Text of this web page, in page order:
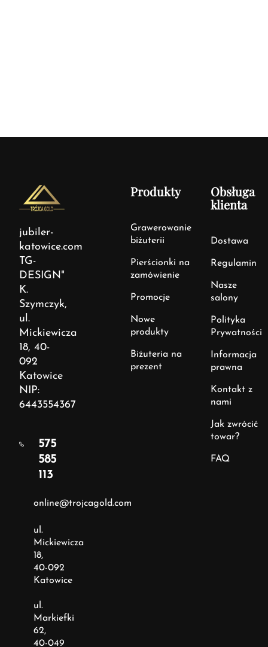
jubiler-
katowice.com
TG-
DESIGN"
K.
Szymczyk,
ul.
Mickiewicza
18, 40-
092
Katowice
NIP:
6443554367
575
585
113
online@trojcagold.com
ul.
Mickiewicza
18,
40-092
Katowice
ul.
Markiefki
62,
40-049
Produkty
Grawerowanie
biżuterii
Pierścionki na
zamówienie
Promocje
Nowe
produkty
Biżuteria na
prezent
Obsługa
klienta
Dostawa
Regulamin
Nasze
salony
Polityka
Prywatności
Informacja
prawna
Kontakt z
nami
Jak zwrócić
towar?
FAQ